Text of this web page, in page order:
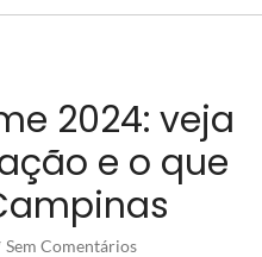
2024: veja
e o que
Sem Comentários